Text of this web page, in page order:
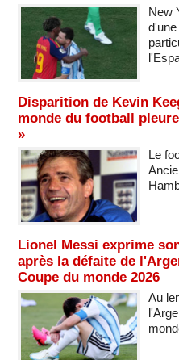
New
Disparition de Kevin
monde du football
»
Le
Lionel Messi exprime
après la défaite de
Coupe du monde 2026
Au